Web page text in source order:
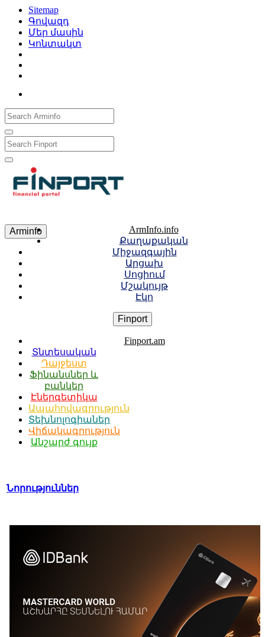
Sitemap
Գովազդ
Մեր մասին
Կոնտակտ
Arminfo
ArmInfo.info
Քաղաքական
Միջազգային
Արցախ
Սոցիում
Մշակույթ
Էկո
Finport
Finport.am
Տնտեսական
Դայջեստ
Ֆինանսներ և
բանկեր
Էներգետիկա
Ապահովագրություն
Տեխնոլոգիաներ
Վիճակագրություն
Անշարժ գույք
Նորություններ